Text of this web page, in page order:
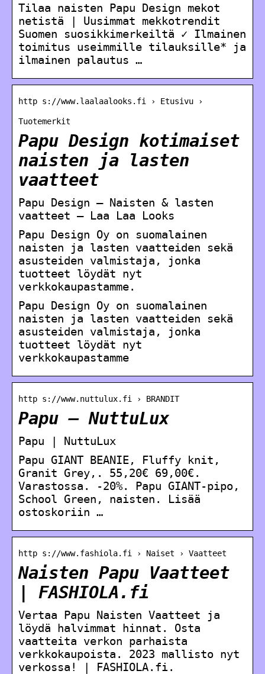
Tilaa naisten Papu Design mekot
netistä | Uusimmat mekkotrendit
Suomen suosikkimerkeiltä ✓ Ilmainen
toimitus useimmille tilauksille* ja
ilmainen palautus …
http s://www.laalaalooks.fi › Etusivu ›
Tuotemerkit
Papu Design kotimaiset
naisten ja lasten
vaatteet
Papu Design – Naisten & lasten
vaatteet – Laa Laa Looks
Papu Design Oy on suomalainen
naisten ja lasten vaatteiden sekä
asusteiden valmistaja, jonka
tuotteet löydät nyt
verkkokaupastamme.
Papu Design Oy on suomalainen
naisten ja lasten vaatteiden sekä
asusteiden valmistaja, jonka
tuotteet löydät nyt
verkkokaupastamme
http s://www.nuttulux.fi › BRANDIT
Papu – NuttuLux
Papu | NuttuLux
Papu GIANT BEANIE, Fluffy knit,
Granit Grey,. 55,20€ 69,00€.
Varastossa. -20%. Papu GIANT-pipo,
School Green, naisten. Lisää
ostoskoriin …
http s://www.fashiola.fi › Naiset › Vaatteet
Naisten Papu Vaatteet
| FASHIOLA.fi
Vertaa Papu Naisten Vaatteet ja
löydä halvimmat hinnat. Osta
vaatteita verkon parhaista
verkkokaupoista. 2023 mallisto nyt
verkossa! | FASHIOLA.fi.